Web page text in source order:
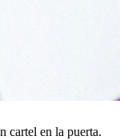
cartel en la puerta.